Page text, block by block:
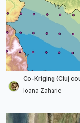
Co-Kriging (Cluj
Ioana Zaharie